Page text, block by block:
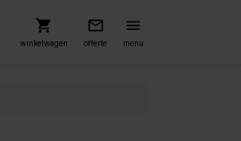
winkelwagen offerte menu